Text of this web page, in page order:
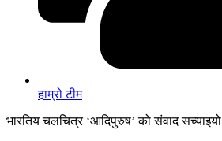
हाम्रो टीम
भारतिय चलचित्र ‘आदिपुरुष’ को संवाद सच्याइयो